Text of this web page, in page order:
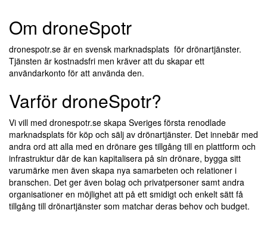
Om droneSpotr
dronespotr.se är en svensk marknadsplats för drönartjänster.
Tjänsten är kostnadsfri men kräver att du skapar ett
användarkonto för att använda den.
Varför droneSpotr?
Vi vill med dronespotr.se skapa Sveriges första renodlade
marknadsplats för köp och sälj av drönartjänster. Det innebär med
andra ord att alla med en drönare ges tillgång till en plattform och
infrastruktur där de kan kapitalisera på sin drönare, bygga sitt
varumärke men även skapa nya samarbeten och relationer i
branschen. Det ger även bolag och privatpersoner samt andra
organisationer en möjlighet att på ett smidigt och enkelt sätt få
tillgång till drönartjänster som matchar deras behov och budget.